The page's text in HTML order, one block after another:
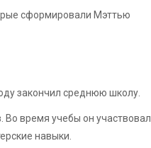
сформировали Мэттью
закончил среднюю школу.
Во время учебы он участвовал
навыки.